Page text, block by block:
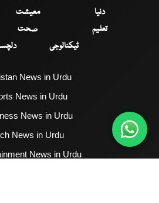
دنیا
معیشت
تعلیم
صحت
ٹیکنالوجی
News in Urdu
News in Urdu
News in Urdu
News in Urdu
News in Urdu